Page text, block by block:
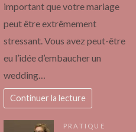
important que votre mariage
peut être extrêmement
stressant. Vous avez peut-être
eu l’idée d’embaucher un
wedding…
Continuer la lecture
PRATIQUE